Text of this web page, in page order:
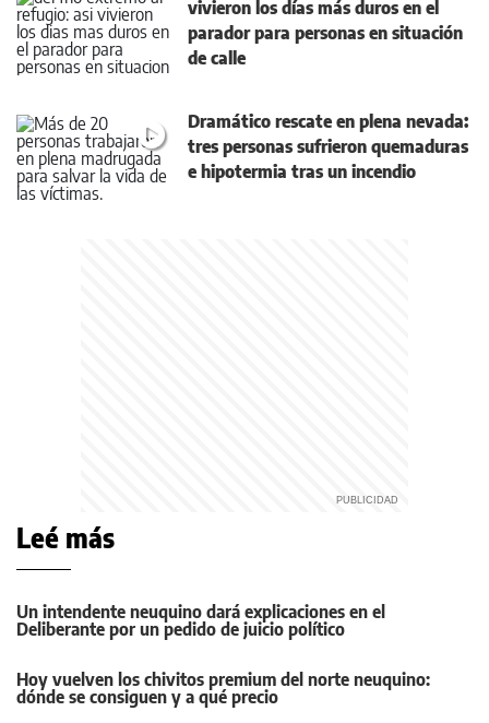
vivieron los días más duros en el
parador para personas en situación
de calle
Dramático rescate en plena nevada:
tres personas sufrieron quemaduras
e hipotermia tras un incendio
Leé más
Un intendente neuquino dará explicaciones en el
Deliberante por un pedido de juicio político
Hoy vuelven los chivitos premium del norte neuquino:
dónde se consiguen y a qué precio